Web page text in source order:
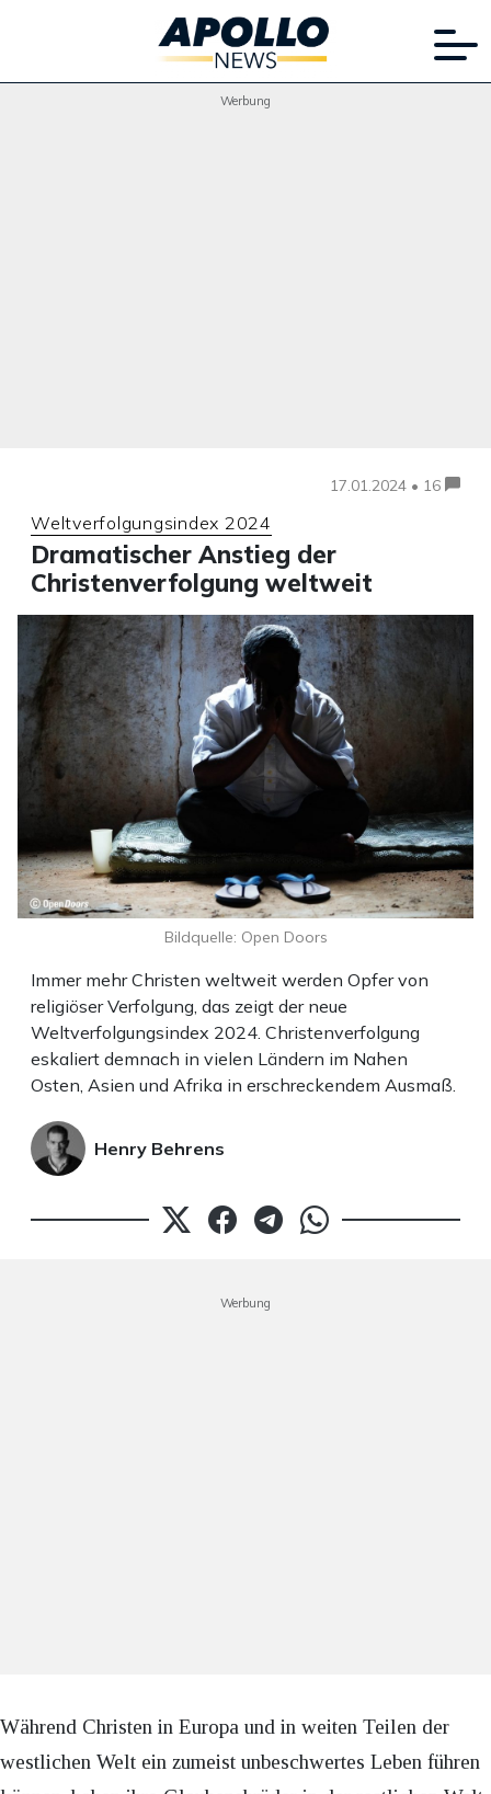
Werbung
17.01.2024 • 16
Weltverfolgungsindex 2024
Dramatischer Anstieg der
Christenverfolgung weltweit
Immer mehr Christen weltweit werden Opfer von
religiöser Verfolgung, das zeigt der neue
Weltverfolgungsindex 2024. Christenverfolgung
eskaliert demnach in vielen Ländern im Nahen
Osten, Asien und Afrika in erschreckendem Ausmaß.
Henry Behrens
Bildquelle: Open Doors
Werbung
Während Christen in Europa und in weiten Teilen der
westlichen Welt ein zumeist unbeschwertes Leben führen